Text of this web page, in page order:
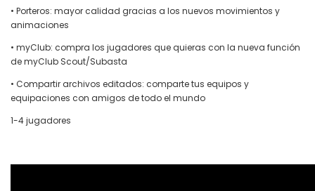
• Porteros: mayor calidad gracias a los nuevos movimientos y
animaciones
• myClub: compra los jugadores que quieras con la nueva función
de myClub Scout/Subasta
• Compartir archivos editados: comparte tus equipos y
equipaciones con amigos de todo el mundo
1-4 jugadores